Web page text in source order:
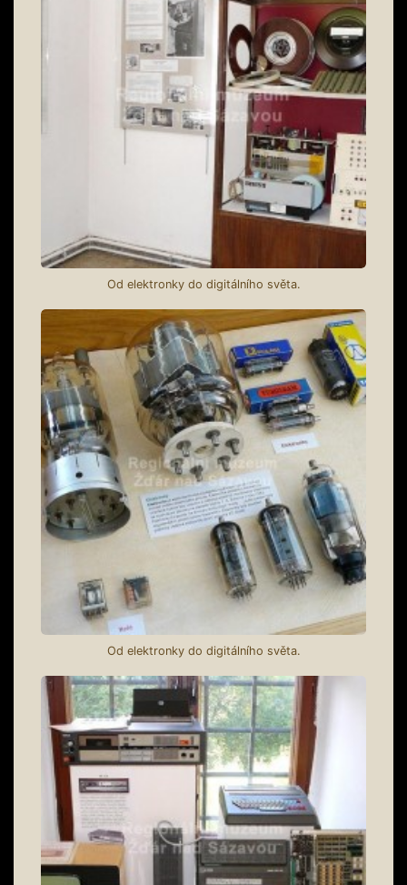
Od elektronky do digitálního světa.
Od elektronky do digitálního světa.